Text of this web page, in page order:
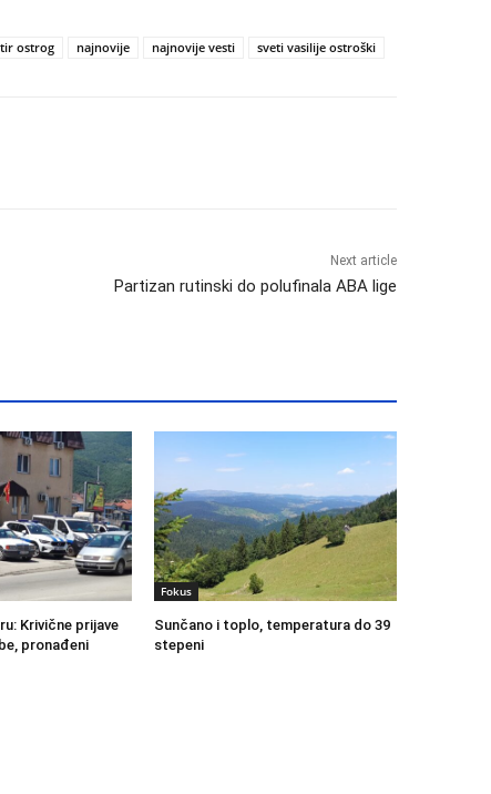
ostrog najnovije najnovije vesti sveti vasilije ostroški
Next article
Partizan rutinski do polufinala ABA lige
Krivične prijave
pronađeni
Fokus
Sunčano i toplo, temperatura do 39
stepeni